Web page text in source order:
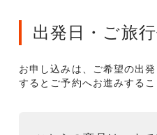
出発日・ご旅
お申し込みは、ご希望の出
するとご予約へお進みするこ